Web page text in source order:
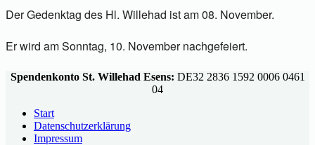
Der Gedenktag des Hl. Willehad ist am 08. November.
Er wird am Sonntag, 10. November nachgefeiert.
Spendenkonto St. Willehad Esens: DE32 2836 1592 0006 0461
04
Start
Datenschutzerklärung
Impressum